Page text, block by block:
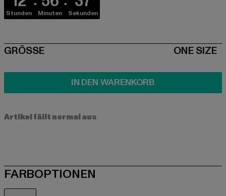
Stunden Minuten Sekunden
SIZE
GRÖSSE ONE SIZE
IN DEN WARENKORB
Artikel fällt normal aus
FARBOPTIONEN